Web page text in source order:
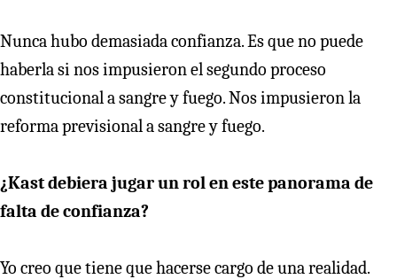
Nunca hubo demasiada confianza. Es que no puede
haberla si nos impusieron el segundo proceso
constitucional a sangre y fuego. Nos impusieron la
reforma previsional a sangre y fuego.
¿Kast debiera jugar un rol en este panorama de
falta de confianza?
Yo creo que tiene que hacerse cargo de una realidad.